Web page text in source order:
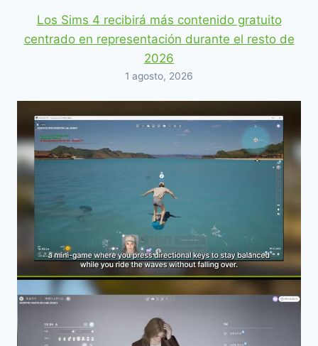
Los Sims 4 recibirá más contenido gratuito
centrado en representación durante el resto de
2026
1 agosto, 2026